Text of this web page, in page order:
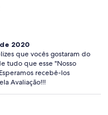
2020
que vocês gostaram do
tudo que esse "Nosso
recebê-los
Avaliação!!!